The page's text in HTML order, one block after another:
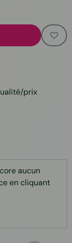
prix
aucun
en cliquant